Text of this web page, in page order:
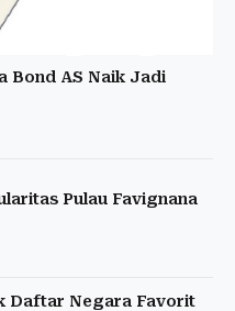
Bond AS Naik Jadi
Pulau Favignana
Daftar Negara Favorit